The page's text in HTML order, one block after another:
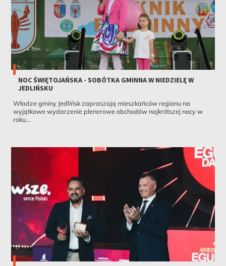
NOC ŚWIĘTOJAŃSKA - SOBÓTKA GMINNA W NIEDZIELĘ W
JEDLIŃSKU
Władze gminy Jedlińsk zapraszają mieszkańców regionu na
wyjątkowe wydarzenie plenerowe obchodów najkrótszej nocy w
roku...